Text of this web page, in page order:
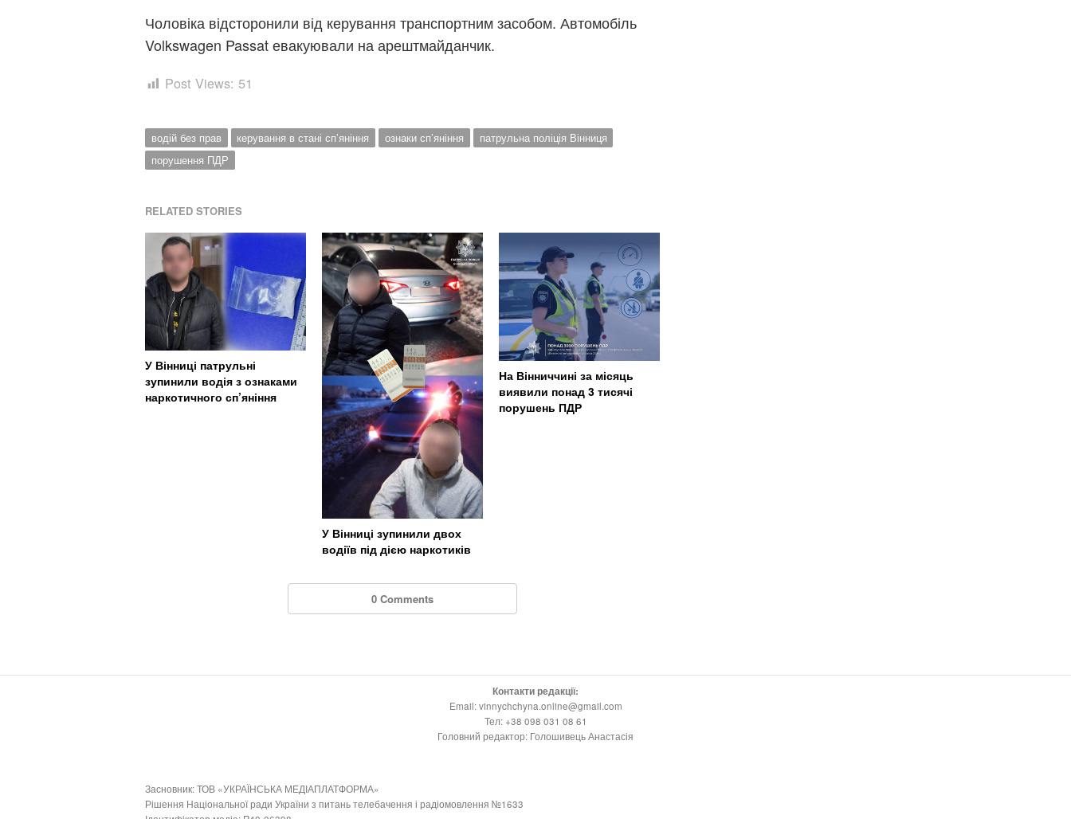
Чоловіка відсторонили від керування транспортним засобом. Автомобіль
Volkswagen Passat евакуювали на арештмайданчик.
Post Views: 51
водій без прав керування в стані сп’яніння ознаки сп’яніння
патрульна поліція Вінниця
порушення ПДР
RELATED STORIES
У Вінниці патрульні
зупинили водія з ознаками
наркотичного сп’яніння
У Вінниці зупинили двох
водіїв під дією наркотиків
На Вінниччині за місяць
виявили понад 3 тисячі
порушень ПДР
0 Comments
Контакти редакції:
Email: vinnychchyna.online@gmail.com
Тел: +38 098 031 08 61
Головний редактор: Голошивець Анастасія
Засновник: ТОВ «УКРАЇНСЬКА МЕДІАПЛАТФОРМА»
Рішення Національної ради України з питань телебачення і радіомовлення №1633